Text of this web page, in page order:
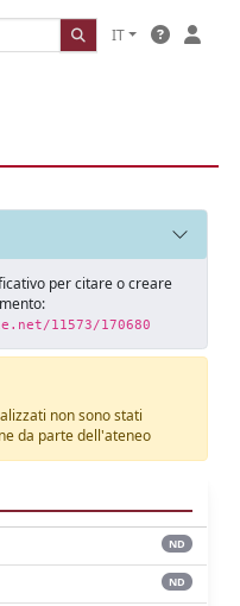
IT
per citare o creare
11573/170680
non sono stati
da parte dell'ateneo
ND
ND